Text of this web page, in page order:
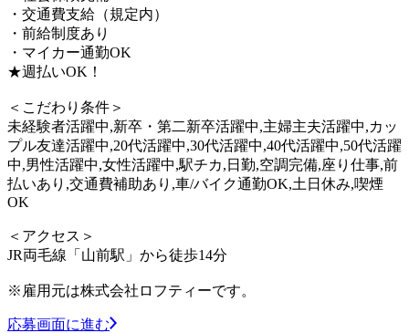
・交通費支給（規定内）
・前給制度あり
・マイカー通勤OK
★週払いOK！
＜こだわり条件＞
未経験者活躍中,新卒・第二新卒活躍中,主婦主夫活躍中,カッ
プル友達活躍中,20代活躍中,30代活躍中,40代活躍中,50代活躍
中,男性活躍中,女性活躍中,駅チカ,日勤,空調完備,座り仕事,前
払いあり,交通費補助あり,車/バイク通勤OK,土日休み,喫煙
OK
＜アクセス＞
JR両毛線「山前駅」から徒歩14分
※雇用元は株式会社ロフティーです。
応募画面に進む